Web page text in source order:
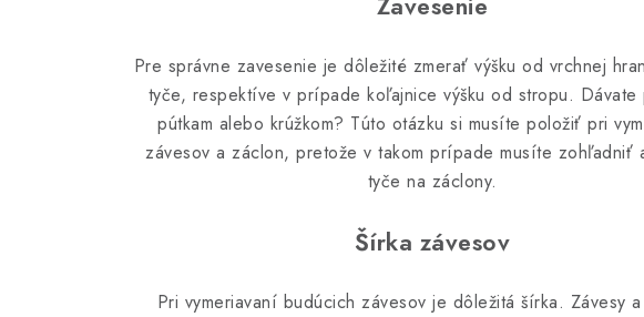
Pre správne zavesenie je dôležité zmerať výšku od vrchnej
tyče, respektíve v prípade koľajnice výšku od stropu.
pútkam alebo krúžkom? Túto otázku si musíte položiť pri
závesov a záclon, pretože v takom prípade musíte zohľadniť
tyče na záclony.
Šírka závesov
Pri vymeriavaní budúcich závesov je dôležitá šírka. Závesy